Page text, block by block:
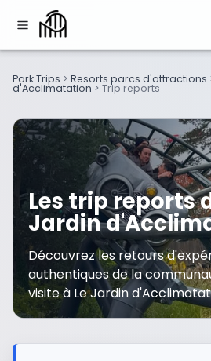
Park Trips > Resorts parcs d'attractions
d'Acclimatation > Trip reports
Les trip reports
Jardin
Découvrez les retours
authentiques de la
visite à Le Jardin